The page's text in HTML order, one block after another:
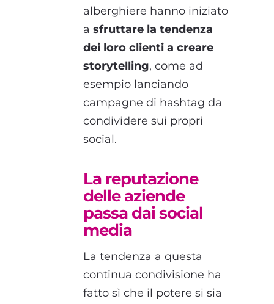
alberghiere hanno iniziato
a sfruttare la tendenza
dei loro clienti a creare
storytelling, come ad
esempio lanciando
campagne di hashtag da
condividere sui propri
social.
La reputazione
delle aziende
passa dai social
media
La tendenza a questa
continua condivisione ha
fatto sì che il potere si sia